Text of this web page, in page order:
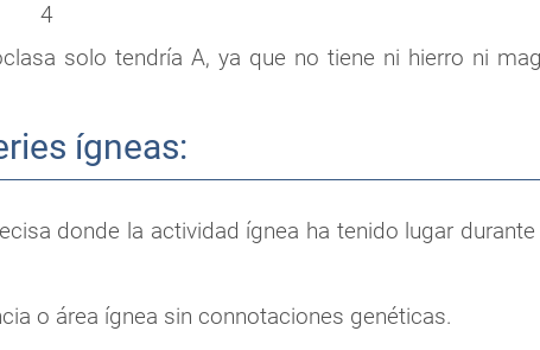
4
solo tendría A, ya que no tiene ni hierro ni
ígneas:
donde la actividad ígnea ha tenido lugar
o área ígnea sin connotaciones genéticas.